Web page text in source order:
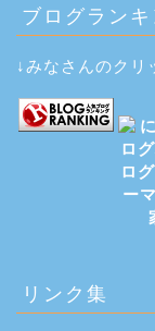
ブログラン
↓みなさんのクリ
リンク集